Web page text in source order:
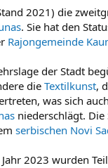
2021) die
. Sie hat den
Rajongemeinde
der Stadt
die Textilkunst,
was sich
niederschlägt.
serbischen Novi
2023 wurden